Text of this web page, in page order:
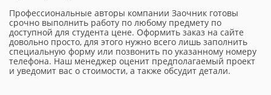
Профессиональные авторы компании Заочник готовы
срочно выполнить работу по любому предмету по
доступной для студента цене. Оформить заказ на сайте
довольно просто, для этого нужно всего лишь заполнить
специальную форму или позвонить по указанному номеру
телефона. Наш менеджер оценит предполагаемый проект
и уведомит вас о стоимости, а также обсудит детали.